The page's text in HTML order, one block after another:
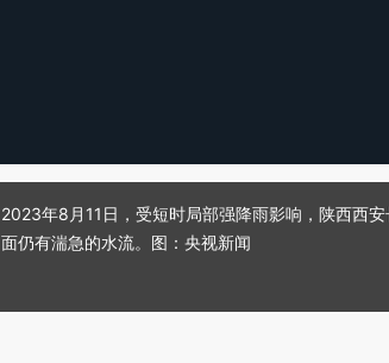
2023年8月11日，受短时局部强降雨影响，陕西西
面仍有湍急的水流。图：央视新闻